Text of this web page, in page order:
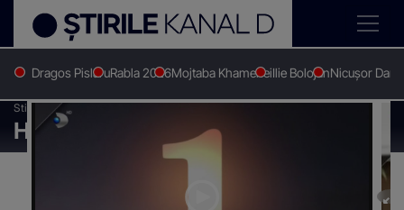
Dragos PislaruRabla 2026Mojtaba KhameneiIlie BolojanNicușor Dan
Stirile Kanal D Stiri actuale Horoscop chinezesc 2023
Horoscop chinezesc 2023